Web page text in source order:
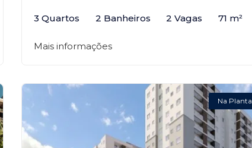
3 Quartos 2 Banheiros 2 Vagas 71 m²
Mais informações
Na Planta